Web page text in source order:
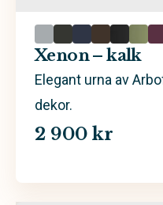
Xenon – kalk
Elegant urna av
dekor.
2 900 kr